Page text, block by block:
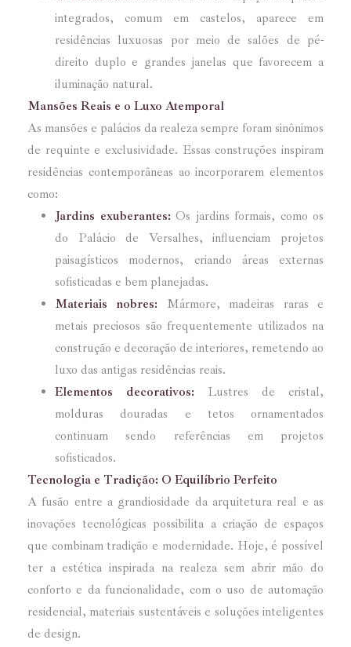
integrados, comum em castelos, aparece em
residências luxuosas por meio de salões de pé-
direito duplo e grandes janelas que favorecem a
iluminação natural.
Mansões Reais e o Luxo Atemporal
As mansões e palácios da realeza sempre foram sinônimos
de requinte e exclusividade. Essas construções inspiram
residências contemporâneas ao incorporarem elementos
como:
Jardins exuberantes: Os jardins formais, como os
do Palácio de Versalhes, influenciam projetos
paisagísticos modernos, criando áreas externas
sofisticadas e bem planejadas.
Materiais nobres: Mármore, madeiras raras e
metais preciosos são frequentemente utilizados na
construção e decoração de interiores, remetendo ao
luxo das antigas residências reais.
Elementos decorativos: Lustres de cristal,
molduras douradas e tetos ornamentados
continuam sendo referências em projetos
sofisticados.
Tecnologia e Tradição: O Equilíbrio Perfeito
A fusão entre a grandiosidade da arquitetura real e as
inovações tecnológicas possibilita a criação de espaços
que combinam tradição e modernidade. Hoje, é possível
ter a estética inspirada na realeza sem abrir mão do
conforto e da funcionalidade, com o uso de automação
residencial, materiais sustentáveis e soluções inteligentes
de design.